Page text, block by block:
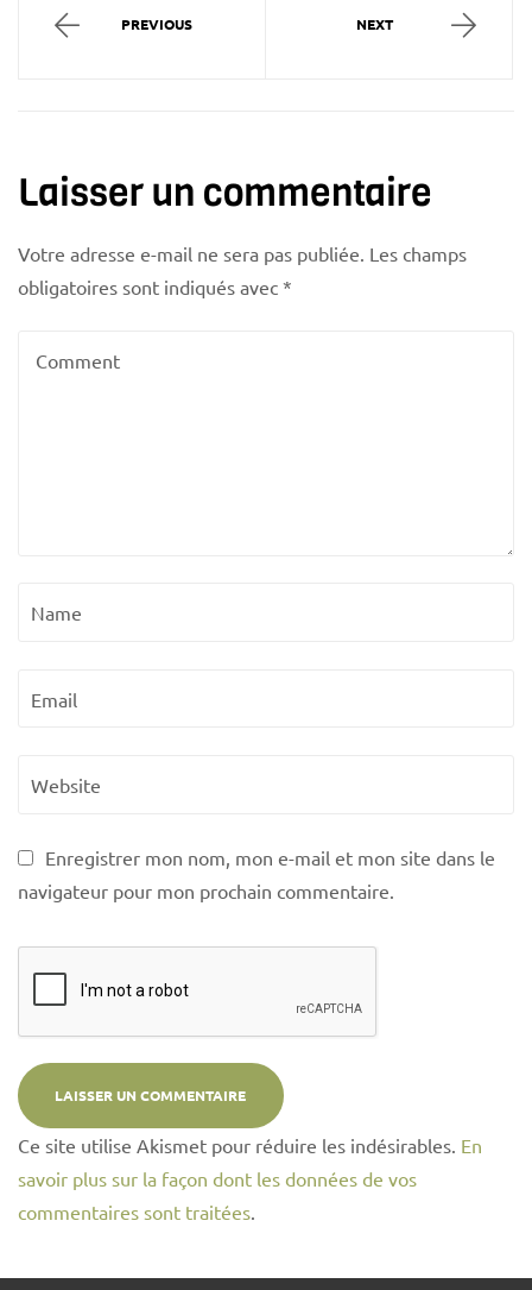
PREVIOUS NEXT
Laisser un commentaire
Votre adresse e-mail ne sera pas publiée. Les champs
obligatoires sont indiqués avec *
Enregistrer mon nom, mon e-mail et mon site dans le
navigateur pour mon prochain commentaire.
Ce site utilise Akismet pour réduire les indésirables. En
savoir plus sur la façon dont les données de vos
commentaires sont traitées.